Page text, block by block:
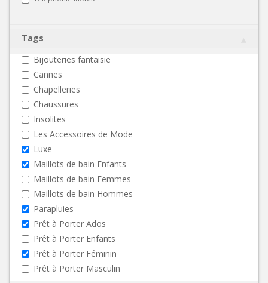
Tags
Bijouteries fantaisie
Cannes
Chapelleries
Chaussures
Insolites
Les Accessoires de Mode
Luxe
Maillots de bain Enfants
Maillots de bain Femmes
Maillots de bain Hommes
Parapluies
Prêt à Porter Ados
Prêt à Porter Enfants
Prêt à Porter Féminin
Prêt à Porter Masculin